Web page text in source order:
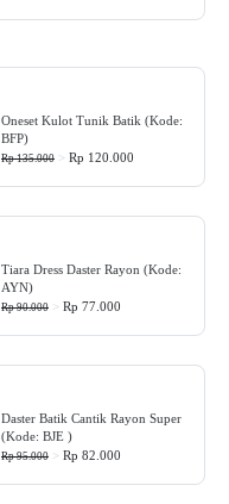
Oneset Kulot Tunik Batik (kode:
BFP)
Rp 135.000 > Rp 120.000
Tiara Dress Daster Rayon (Kode:
AYN)
Rp 90.000 > Rp 77.000
Daster Batik Cantik Rayon Super
(kode: BJE )
Rp 95.000 > Rp 82.000